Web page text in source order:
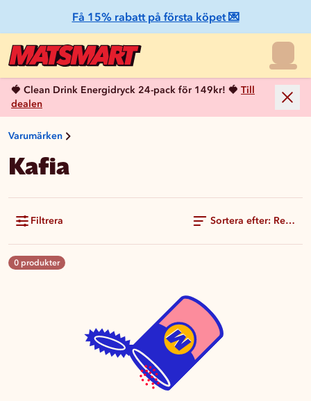
Få 15% rabatt på första köpet 💌
🍓 Clean Drink Energidryck 24-pack för 149kr! 🍓 Till
dealen
Varumärken
Kafia
Filtrera Sortera efter:
0 produkter